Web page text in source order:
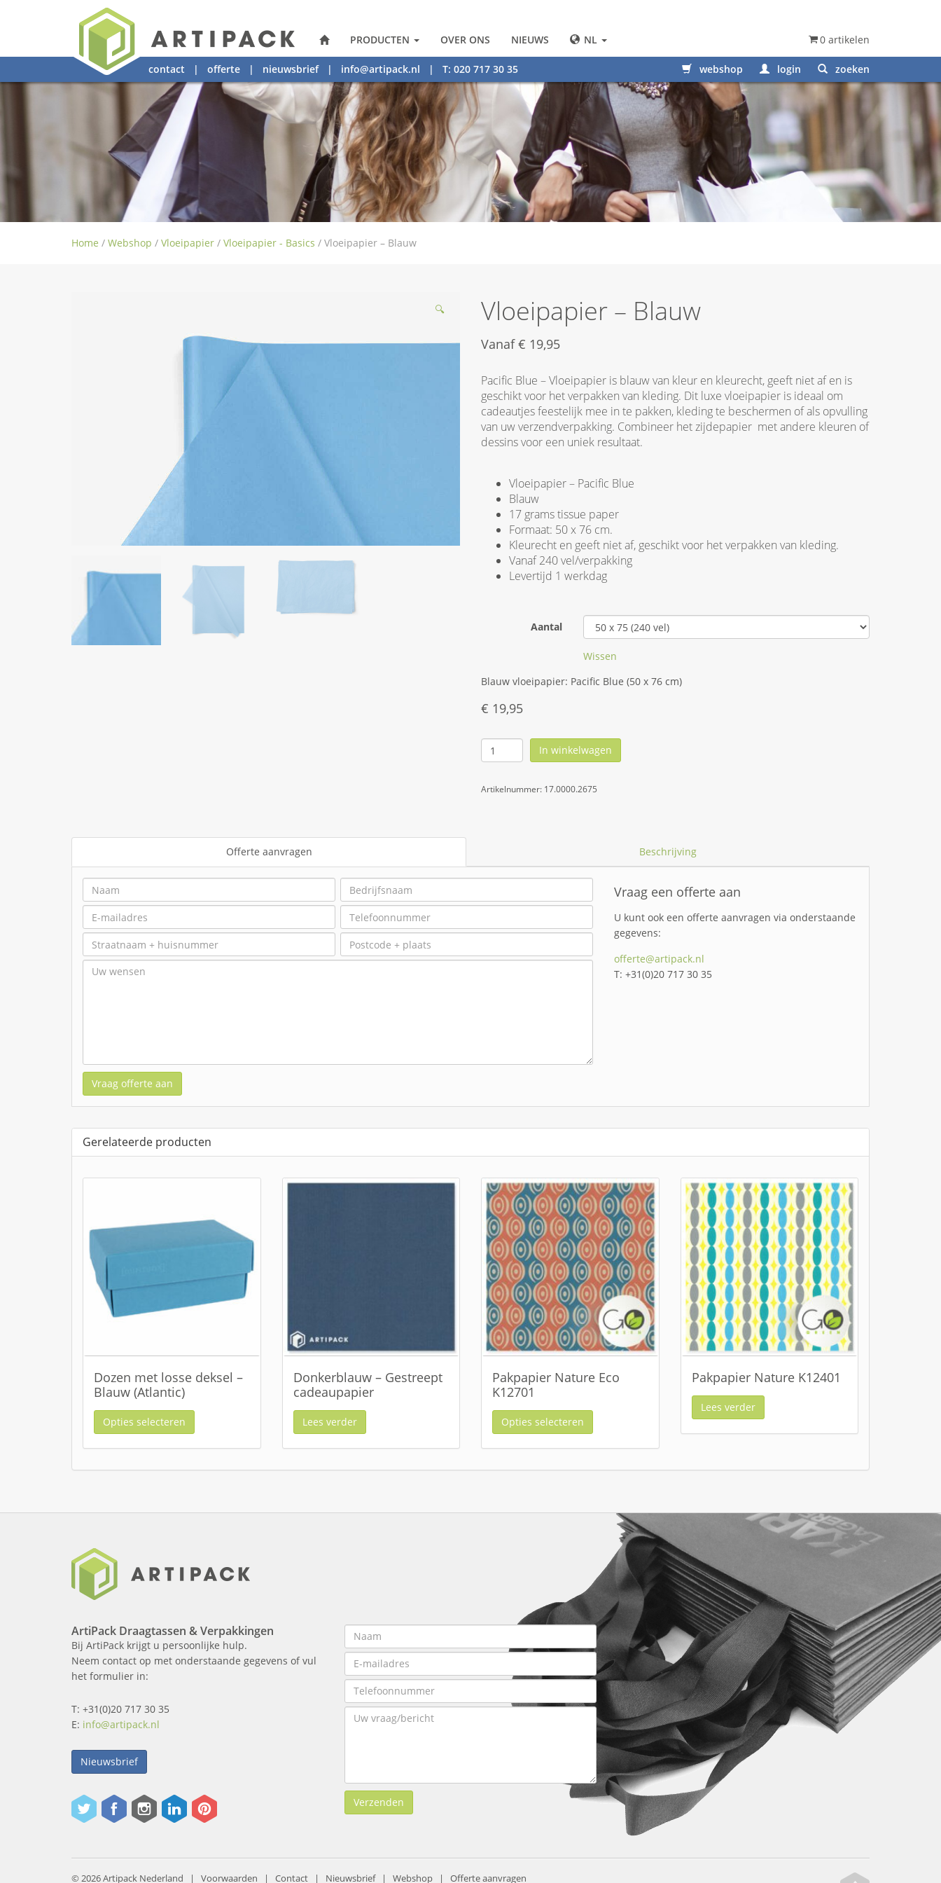
PRODUCTEN OVER ONS NIEUWS NL 0 artikelen
contact | offerte | nieuwsbrief| info@artipack.nl | T: 020 717 30 35 webshop login zoeken
Home / Webshop / Vloeipapier / Vloeipapier - Basics / Vloeipapier – Blauw
🔍 Vloeipapier – Blauw
Vanaf€ 19,95
Pacific Blue – Vloeipapier is blauw van kleur en kleurecht, geeft niet af en is
geschikt voor het verpakken van kleding. Dit luxe vloeipapier is ideaal om
cadeautjes feestelijk mee in te pakken, kleding te beschermen of als opvulling
van uw verzendverpakking. Combineer het zijdepapier met andere kleuren of
dessins voor een uniek resultaat.
Vloeipapier – Pacific Blue
Blauw
17 grams tissue paper
Formaat: 50 x 76 cm.
Kleurecht en geeft niet af, geschikt voor het verpakken van kleding.
Vanaf 240 vel/verpakking
Levertijd 1 werkdag
Aantal
Wissen
Blauw vloeipapier: Pacific Blue (50 x 76 cm)
€ 19,95
In winkelwagen
Artikelnummer: 17.0000.2675
Offerte aanvragen Beschrijving
Vraag offerte aan
Vraag een offerte aan
U kunt ook een offerte aanvragen via onderstaande
gegevens:
offerte@artipack.nl
T: +31(0)20 717 30 35
Gerelateerde producten
Dozen met losse deksel –
Blauw (Atlantic)
Opties selecteren
Donkerblauw – Gestreept
cadeaupapier
Lees verder
Pakpapier Nature Eco
K12701
Opties selecteren
Pakpapier Nature K12401
Lees verder
ArtiPack Draagtassen & Verpakkingen
Bij ArtiPack krijgt u persoonlijke hulp.
Neem contact op met onderstaande gegevens of vul
het formulier in:
T: +31(0)20 717 30 35
E: info@artipack.nl
Nieuwsbrief
Verzenden
© 2026 Artipack Nederland | Voorwaarden | Contact | Nieuwsbrief| Webshop | Offerte aanvragen